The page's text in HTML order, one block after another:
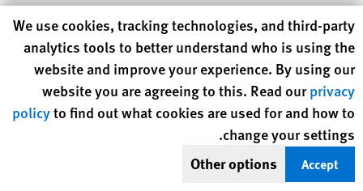
کی ممانعت کرتا ہے جہاں وہ ظلم، ایذارسانی، یا
دیگر تشویش ناک نقصان سے دوچار ہو سکتے ہوں۔
کسی بھی ملک کی سرحد یا داخلے کے کسی دوسرے مقام
پر موجود افغان پناہ گزينوں کو اُس وقت تک واپس
نہ بھیجا جائے جبتکہ کہ اُن کے دعوے کی مکمل اور
منصفانہ طریقہ کار کے تحت جانچ پرکھ نہ ہو
کوئی بھی فرد جو پناہ کی خواہش ظاہر کرے یا
افغانستان واپسی پر اپنی سلامتی کے متعلق خوف
Human Rights Watch cookie preferences
We use cookies, tracking technologies, and third-party
analytics tools to better understand who is using the
website and improve your experience. By using our
website you are agreeing to this. Read ourprivacy
policyto find out what cookies are used for and how to
change your settings.
Accept
Other options